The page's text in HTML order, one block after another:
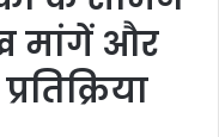
मांगें और